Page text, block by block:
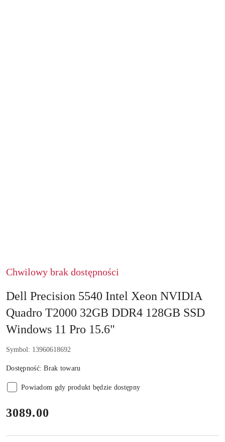
Chwilowy brak dostępności
Dell Precision 5540 Intel Xeon NVIDIA
Quadro T2000 32GB DDR4 128GB SSD
Windows 11 Pro 15.6"
Symbol: 13960618692
Dostępność:Brak towaru
Powiadom gdy produkt będzie dostępny
cena:
3089.00